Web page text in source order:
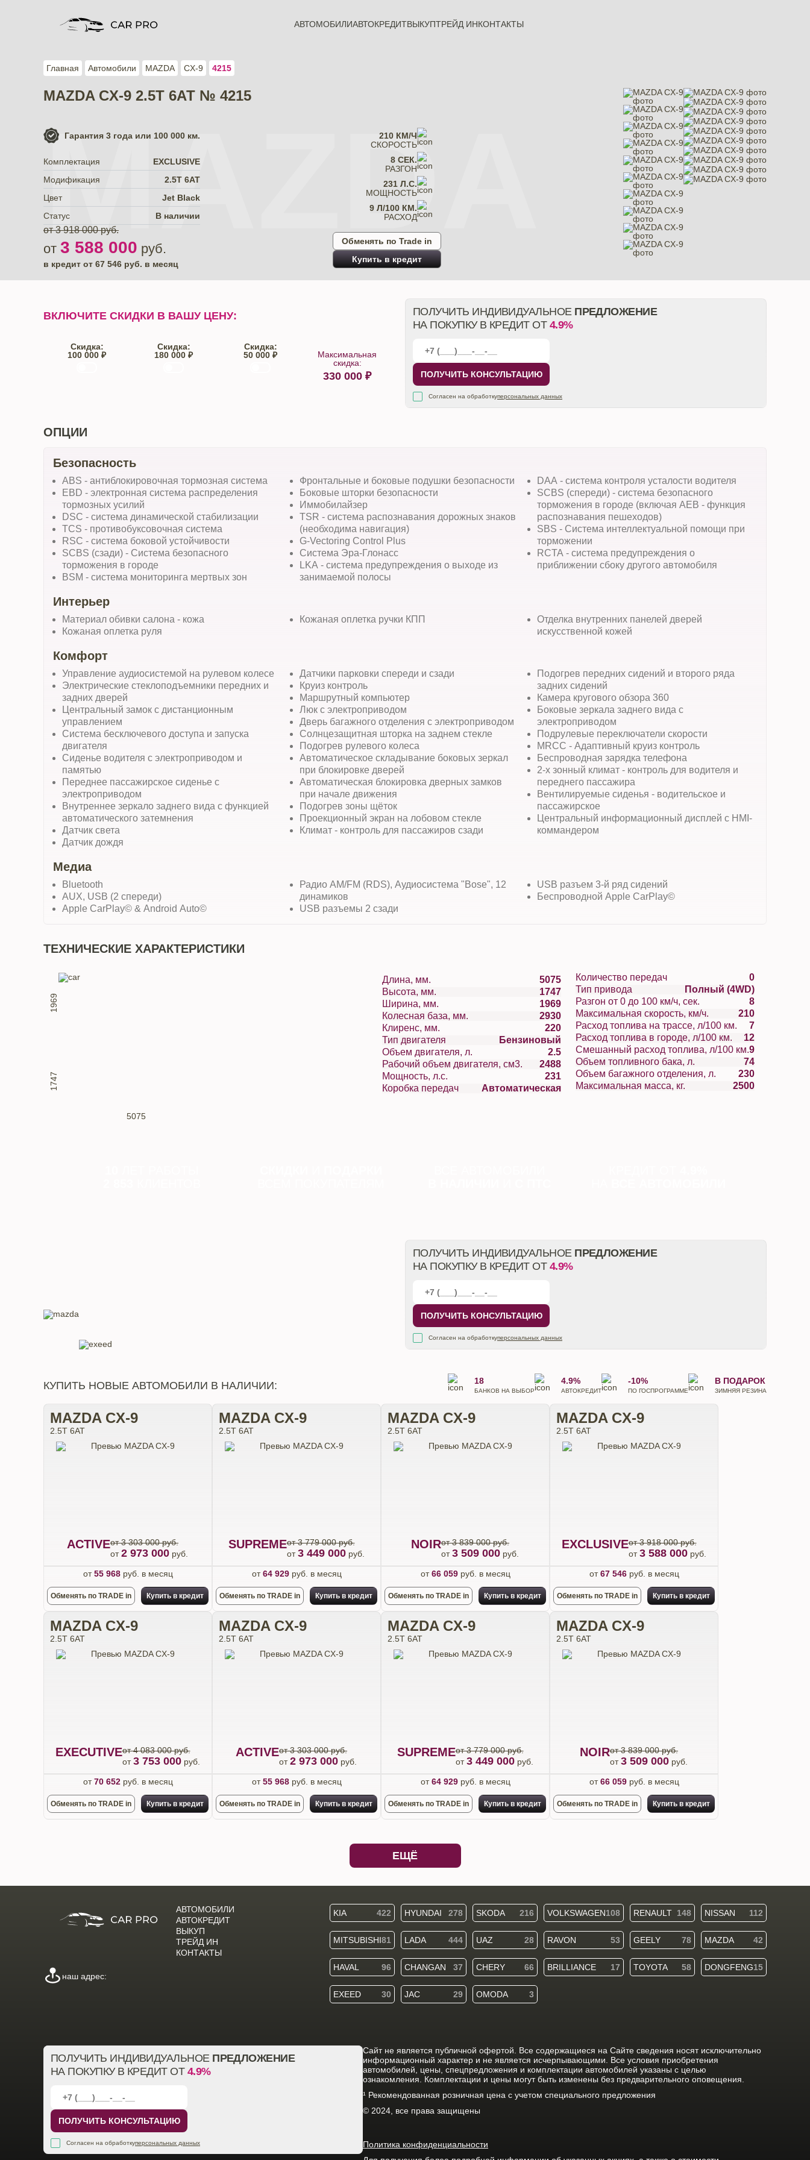
АВТОМОБИЛИАВТОКРЕДИТВЫКУПТРЕЙД ИНКОНТАКТЫ
Главная Автомобили MAZDA CX-9 4215
MAZDA
MAZDA CX-9 2.5T 6АТ № 4215
Гарантия 3 года или 100 000 км.
Комплектация
EXCLUSIVE
Модификация
2.5T 6АТ
Цвет
Jet Black
Статус
В наличии
от 3 918 000 руб.
от 3 588 000 руб.
в кредит от 67 546 руб. в месяц
210 КМ/Ч
СКОРОСТЬ
8 СЕК.
РАЗГОН
231 Л.С.
МОЩНОСТЬ
9 Л/100 КМ.
РАСХОД
Обменять по Trade in
Купить в кредит
ВКЛЮЧИТЕ СКИДКИ В ВАШУ ЦЕНУ:
Скидка:
100 000 ₽
Скидка:
180 000 ₽
Скидка:
50 000 ₽
Максимальная
скидка:
330 000 ₽
ПОЛУЧИТЬ ИНДИВИДУАЛЬНОЕ ПРЕДЛОЖЕНИЕ
НА ПОКУПКУ В КРЕДИТ ОТ 4.9%
ПОЛУЧИТЬ КОНСУЛЬТАЦИЮ
Согласен на обработкуперсональных данных
ОПЦИИ
Безопасность
ABS - антиблокировочная тормозная система
EBD - электронная система распределения
тормозных усилий
DSC - система динамической стабилизации
TCS - противобуксовочная система
RSC - система боковой устойчивости
SCBS (сзади) - Система безопасного
торможения в городе
BSM - система мониторинга мертвых зон
Фронтальные и боковые подушки безопасности
Боковые шторки безопасности
Иммобилайзер
TSR - система распознавания дорожных знаков
(необходима навигация)
G-Vectoring Control Plus
Система Эра-Глонасс
LKA - система предупреждения о выходе из
занимаемой полосы
DAA - система контроля усталости водителя
SCBS (cпереди) - система безопасного
торможения в городе (включая AEB - функция
распознавания пешеходов)
SBS - Система интеллектуальной помощи при
торможении
RCTA - система предупреждения о
приближении сбоку другого автомобиля
Интерьер
Материал обивки салона - кожа
Кожаная оплетка руля
Кожаная оплетка ручки КПП
Отделка внутренних панелей дверей
искусственной кожей
Комфорт
Управление аудиосистемой на рулевом колесе
Электрические стеклоподъемники передних и
задних дверей
Центральный замок с дистанционным
управлением
Система бесключевого доступа и запуска
двигателя
Сиденье водителя с электроприводом и
памятью
Переднее пассажирское сиденье с
электроприводом
Внутреннее зеркало заднего вида с функцией
автоматического затемнения
Датчик света
Датчик дождя
Датчики парковки спереди и сзади
Круиз контроль
Маршрутный компьютер
Люк с электроприводом
Дверь багажного отделения с электроприводом
Солнцезащитная шторка на заднем стекле
Подогрев рулевого колеса
Автоматическое складывание боковых зеркал
при блокировке дверей
Автоматическая блокировка дверных замков
при начале движения
Подогрев зоны щёток
Проекционный экран на лобовом стекле
Климат - контроль для пассажиров сзади
Подогрев передних сидений и второго ряда
задних сидений
Камера кругового обзора 360
Боковые зеркала заднего вида с
электроприводом
Подрулевые переключатели скорости
MRCC - Адаптивный круиз контроль
Беспроводная зарядка телефона
2-х зонный климат - контроль для водителя и
переднего пассажира
Вентилируемые сиденья - водительское и
пассажирское
Центральный информационный дисплей с HMI-
коммандером
Медиа
Bluetooth
AUX, USB (2 спереди)
Apple CarPlay© & Android Auto©
Радио AM/FM (RDS), Аудиосистема "Bose", 12
динамиков
USB разъемы 2 сзади
USB разъем 3-й ряд сидений
Беспроводной Apple CarPlay©
ТЕХНИЧЕСКИЕ ХАРАКТЕРИСТИКИ
5075
1747
1969
Длина, мм.
5075
Высота, мм.
1747
Ширина, мм.
1969
Колесная база, мм.
2930
Клиренс, мм.
220
Тип двигателя
Бензиновый
Объем двигателя, л.
2.5
Рабочий объем двигателя, см3.
2488
Мощность, л.с.
231
Коробка передач
Автоматическая
Количество передач
0
Тип привода
Полный (4WD)
Разгон от 0 до 100 км/ч, сек.
8
Максимальная скорость, км/ч.
210
Расход топлива на трассе, л/100 км.
7
Расход топлива в городе, л/100 км.
12
Смешанный расход топлива, л/100 км.9
Объем топливного бака, л.
74
Объем багажного отделения, л.
230
Максимальная масса, кг.
2500
ПОЛУЧИТЬ ИНДИВИДУАЛЬНОЕ ПРЕДЛОЖЕНИЕ
НА ПОКУПКУ В КРЕДИТ ОТ 4.9%
ПОЛУЧИТЬ КОНСУЛЬТАЦИЮ
Согласен на обработкуперсональных данных
КУПИТЬ НОВЫЕ АВТОМОБИЛИ В НАЛИЧИИ: 18
БАНКОВ НА ВЫБОР
4.9%
АВТОКРЕДИТ
-10%
ПО ГОСПРОГРАММЕ
В ПОДАРОК
ЗИМНЯЯ РЕЗИНА
MAZDA CX-9
2.5T 6АТ
ACTIVEот 3 303 000 руб.
от2 973 000 руб.
от55 968руб. в месяц
Обменять по TRADE in Купить в кредит
MAZDA CX-9
2.5T 6АТ
SUPREMEот 3 779 000 руб.
от3 449 000руб.
от64 929руб. в месяц
Обменять по TRADE in Купить в кредит
MAZDA CX-9
2.5T 6АТ
NOIRот 3 839 000 руб.
от3 509 000 руб.
от66 059руб. в месяц
Обменять по TRADE in Купить в кредит
MAZDA CX-9
2.5T 6АТ
EXCLUSIVEот 3 918 000 руб.
от3 588 000руб.
от67 546руб. в месяц
Обменять по TRADE in Купить в кредит
MAZDA CX-9
2.5T 6АТ
EXECUTIVEот 4 083 000 руб.
от3 753 000руб.
от70 652руб. в месяц
Обменять по TRADE in Купить в кредит
MAZDA CX-9
2.5T 6АТ
ACTIVEот 3 303 000 руб.
от2 973 000 руб.
от55 968руб. в месяц
Обменять по TRADE in Купить в кредит
MAZDA CX-9
2.5T 6АТ
SUPREMEот 3 779 000 руб.
от3 449 000руб.
от64 929руб. в месяц
Обменять по TRADE in Купить в кредит
MAZDA CX-9
2.5T 6АТ
NOIRот 3 839 000 руб.
от3 509 000 руб.
от66 059руб. в месяц
Обменять по TRADE in Купить в кредит
ЕЩЁ
АВТОМОБИЛИ
АВТОКРЕДИТ
ВЫКУП
ТРЕЙД ИН
КОНТАКТЫ
наш адрес:
KIA 422 HYUNDAI 278 SKODA 216 VOLKSWAGEN108 RENAULT 148 NISSAN 112
MITSUBISHI81 LADA 444 UAZ 28 RAVON 53 GEELY 78 MAZDA 42
HAVAL 96 CHANGAN 37 CHERY 66 BRILLIANCE 17 TOYOTA 58 DONGFENG15
EXEED 30 JAC 29 OMODA 3
ПОЛУЧИТЬ ИНДИВИДУАЛЬНОЕ ПРЕДЛОЖЕНИЕ
НА ПОКУПКУ В КРЕДИТ ОТ 4.9%
ПОЛУЧИТЬ КОНСУЛЬТАЦИЮ
Согласен на обработкуперсональных данных
Cайт не является публичной офертой. Все содержащиеся на Сайте сведения носят исключительно
информационный характер и не является исчерпывающими. Все условия приобретения
автомобилей, цены, спецпредложения и комплектации автомобилей указаны с целью
ознакомления. Комплектации и цены могут быть изменены без предварительного оповещения.
¹ Рекомендованная розничная цена с учетом специального предложения
© 2024, все права защищены
Политика конфиденциальности